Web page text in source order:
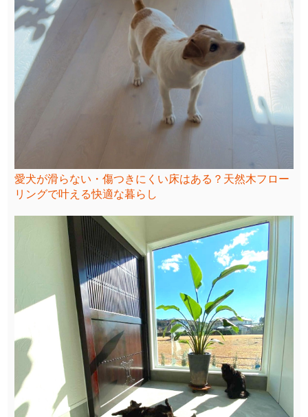
愛犬が滑らない・傷つきにくい床はある？天然木フロー
リングで叶える快適な暮らし